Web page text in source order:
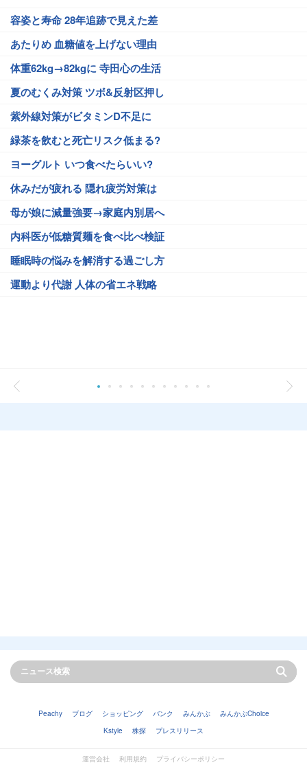
容姿と寿命 28年追跡で見えた差
あたりめ 血糖値を上げない理由
体重62kg→82kgに 寺田心の生活
夏のむくみ対策 ツボ&反射区押し
紫外線対策がビタミンD不足に
緑茶を飲むと死亡リスク低まる?
ヨーグルト いつ食べたらいい?
休みだが疲れる 隠れ疲労対策は
母が娘に減量強要→家庭内別居へ
内科医が低糖質麺を食べ比べ検証
睡眠時の悩みを解消する過ごし方
運動より代謝 人体の省エネ戦略
Peachy ブログ ショッピング バンク みんかぶ
みんかぶChoice
Kstyle
株探 プレスリリース
運営会社 利用規約
プライバシーポリシー